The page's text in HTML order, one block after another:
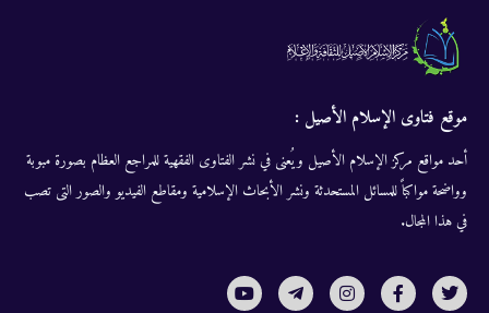
موقع فتاوى الإسلام الأصيل :
أحد مواقع مركز الإسلام الأصيل ويُعنى في نشر الفتاوى الفقهية للمراجع العظام بصورة مبوبة
وواضحة مواكباً للمسائل المستحدثة ونشر الأبحاث الإسلامية ومقاطع الفيديو والصور التى تصب
في هذا المجال.